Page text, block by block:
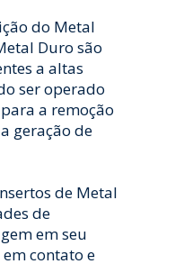
do Metal
Duro são
a altas
ser operado
a remoção
geração de
de Metal
de
em seu
contato e